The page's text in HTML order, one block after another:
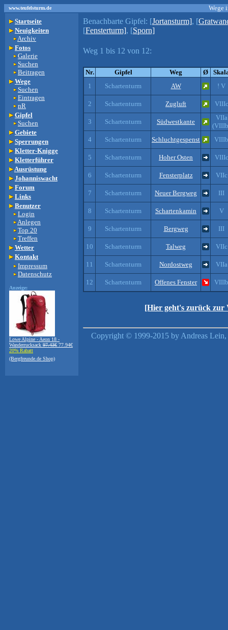
www.teufelsturm.de
Wege
Startseite
Neuigkeiten
Archiv
Fotos
Galerie
Suchen
Beitragen
Wege
Suchen
Eintragen
nR
Gipfel
Suchen
Gebiete
Sperrungen
Kletter-Knigge
Kletterführer
Ausrüstung
Johanniswacht
Forum
Links
Benutzer
Login
Anlegen
Top 20
Treffen
Wetter
Kontakt
Impressum
Datenschutz
Anzeige:
Lowe Alpine - Aeon 18 -
Wanderrucksack 97.43€ 77.94€
20% Rabatt
(Bergfreunde.de Shop)
Benachbarte Gipfel: [Jortansturm], [
[Fensterturm], [Sporn]
Weg 1 bis 12 von 12:
Nr. Gipfel Weg Ø
1
Schartenturm AW ! V
2 Schartenturm Zugluft VIIIc
3 Schartenturm Südwestkante
VIIa
4
Schartenturm Schluchtgespenst VIIIb
5 Schartenturm Hoher Osten VIIIc
6 Schartenturm Fensterplatz VIIc
7 Schartenturm Neuer Bergweg III
8 Schartenturm Schartenkamin V
9 Schartenturm Bergweg III
10 Schartenturm Talweg VIIc
11 Schartenturm Nordostweg VIIa
12 Schartenturm Offenes Fenster VIIIb
[Hier geht's zurück zur
Copyright © 1999-2015 by Andreas